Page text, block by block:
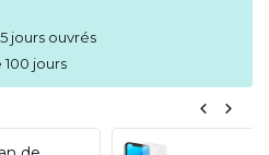
jours ouvrés
jours